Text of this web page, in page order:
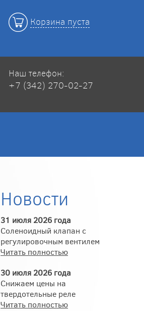
Корзина пуста
Наш телефон:
+7 (342) 270-02-27
Новости
31 июля 2026 года
Соленоидный клапан с
регулировочным вентилем
Читать полностью
30 июля 2026 года
Снижаем цены на
твердотельные реле
Читать полностью